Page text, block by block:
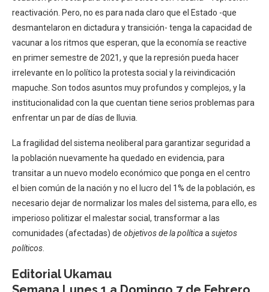
reactivación. Pero, no es para nada claro que el Estado -que
desmantelaron en dictadura y transición- tenga la capacidad de
vacunar a los ritmos que esperan, que la economía se reactive
en primer semestre de 2021, y que la represión pueda hacer
irrelevante en lo político la protesta social y la reivindicación
mapuche. Son todos asuntos muy profundos y complejos, y la
institucionalidad con la que cuentan tiene serios problemas para
enfrentar un par de días de lluvia.
La fragilidad del sistema neoliberal para garantizar seguridad a
la población nuevamente ha quedado en evidencia, para
transitar a un nuevo modelo económico que ponga en el centro
el bien común de la nación y no el lucro del 1% de la población, es
necesario dejar de normalizar los males del sistema, para ello, es
imperioso politizar el malestar social, transformar a las
comunidades (afectadas) de objetivos de la políticaa sujetos
políticos
Editorial Ukamau